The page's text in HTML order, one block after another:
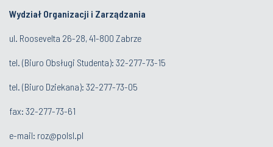
Wydział Organizacji i Zarządzania
ul. Roosevelta 26-28, 41-800 Zabrze
tel. (Biuro Obsługi Studenta): 32-277-73-15
tel. (Biuro Dziekana): 32-277-73-05
fax: 32-277-73-61
e-mail: roz@polsl.pl